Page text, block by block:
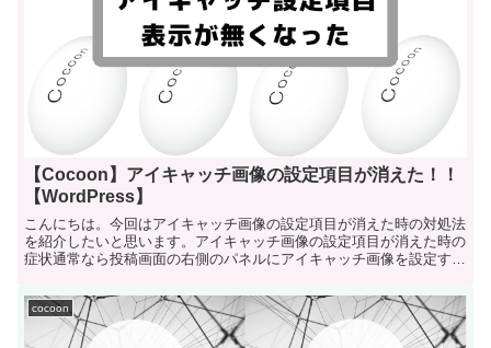
【Cocoon】アイキャッチ画像の設定項目が消えた！！
【WordPress】
こんにちは。今回はアイキャッチ画像の設定項目が消えた時の対処法
を紹介したいと思います。アイキャッチ画像の設定項目が消えた時の
症状通常なら投稿画面の右側のパネルにアイキャッチ画像を設定する
cocoon